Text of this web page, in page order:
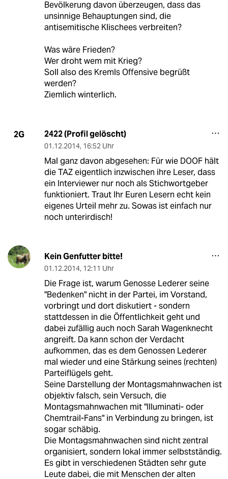
Bevölkerung davon überzeugen, dass das
unsinnige Behauptungen sind, die
antisemitische Klischees verbreiten?
Was wäre Frieden?
Wer droht wem mit Krieg?
Soll also des Kremls Offensive begrüßt
werden?
Ziemlich winterlich.
2G 2422 (Profil gelöscht)
01.12.2014, 16:52 Uhr
Mal ganz davon abgesehen: Für wie DOOF hält
die TAZ eigentlich inzwischen ihre Leser, dass
ein Interviewer nur noch als Stichwortgeber
funktioniert. Traut Ihr Euren Lesern echt kein
eigenes Urteil mehr zu. Sowas ist einfach nur
noch unterirdisch!
Kein Genfutter bitte!
01.12.2014, 12:11 Uhr
Die Frage ist, warum Genosse Lederer seine
"Bedenken" nicht in der Partei, im Vorstand,
vorbringt und dort diskutiert - sondern
stattdessen in die Öffentlichkeit geht und
dabei zufällig auch noch Sarah Wagenknecht
angreift. Da kann schon der Verdacht
aufkommen, das es dem Genossen Lederer
mal wieder und eine Stärkung seines (rechten)
Parteiflügels geht.
Seine Darstellung der Montagsmahnwachen ist
objektiv falsch, sein Versuch, die
Montagsmahnwachen mit "Illuminati- oder
Chemtrail-Fans" in Verbindung zu bringen, ist
sogar schäbig.
Die Montagsmahnwachen sind nicht zentral
organisiert, sondern lokal immer selbstständig.
Es gibt in verschiedenen Städten sehr gute
Leute dabei, die mit Menschen der alten